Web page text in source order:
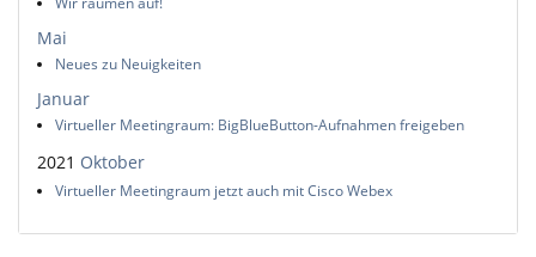
Mai
Neues zu Neuigkeiten
Januar
Virtueller Meetingraum: BigBlueButton-Aufnahmen freigeben
2021 Oktober
Virtueller Meetingraum jetzt auch mit Cisco Webex